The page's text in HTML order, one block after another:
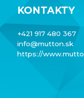
KONTAKTY
+421 917 480 367
info@mutton.sk
https://